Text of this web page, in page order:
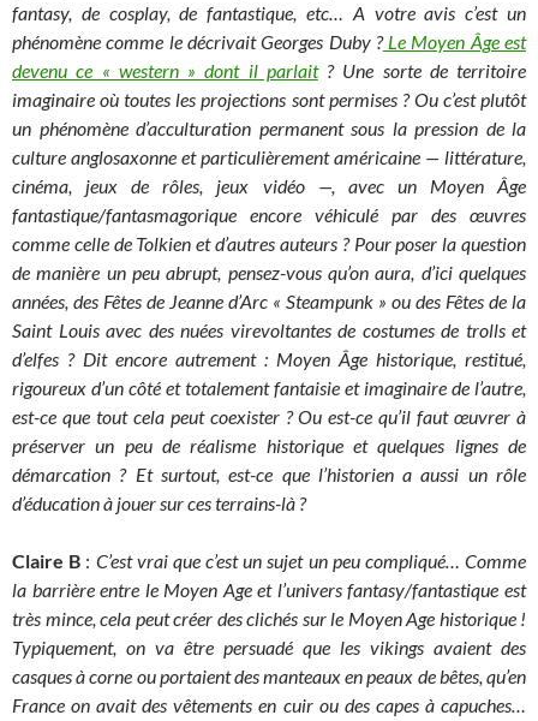
fantasy, de cosplay, de fantastique, etc… A votre avis c’est un
phénomène comme le décrivait Georges Duby ?Le Moyen Âge est
devenu ce « western » dont il parlait? Une sorte de territoire
imaginaire où toutes les projections sont permises ? Ou c’est plutôt
un phénomène d’acculturation permanent sous la pression de la
culture anglosaxonne et particulièrement américaine — littérature,
cinéma, jeux de rôles, jeux vidéo —, avec un Moyen Âge
fantastique/fantasmagorique encore véhiculé par des œuvres
comme celle de Tolkien et d’autres auteurs ? Pour poser la question
de manière un peu abrupt, pensez-vous qu’on aura, d’ici quelques
années, des Fêtes de Jeanne d’Arc « Steampunk » ou des Fêtes de la
Saint Louis avec des nuées virevoltantes de costumes de trolls et
d’elfes ? Dit encore autrement : Moyen Âge historique, restitué,
rigoureux d’un côté et totalement fantaisie et imaginaire de l’autre,
est-ce que tout cela peut coexister ? Ou est-ce qu’il faut œuvrer à
préserver un peu de réalisme historique et quelques lignes de
démarcation ? Et surtout, est-ce que l’historien a aussi un rôle
d’éducation à jouer sur ces terrains-là ?
Claire B : C’est vrai que c’est un sujet un peu compliqué… Comme
la barrière entre le Moyen Age et l’univers fantasy/fantastique est
très mince, cela peut créer des clichés sur le Moyen Age historique !
Typiquement, on va être persuadé que les vikings avaient des
casques à corne ou portaient des manteaux en peaux de bêtes, qu’en
France on avait des vêtements en cuir ou des capes à capuches…